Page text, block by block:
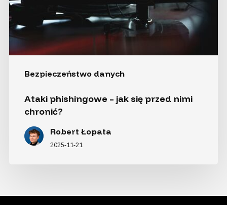
Bezpieczeństwo danych
Ataki phishingowe – jak się przed nimi
chronić?
Robert Łopata
2025-11-21